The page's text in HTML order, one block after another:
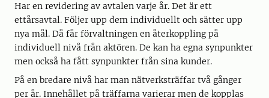
Har en revidering av avtalen varje år. Det är ett
ettårsavtal. Följer upp dem individuellt och sätter upp
nya mål. Då får förvaltningen en återkoppling på
individuell nivå från aktören. De kan ha egna synpunkter
men också ha fått synpunkter från sina kunder.
På en bredare nivå har man nätverksträffar två gånger
per år. Innehållet på träffarna varierar men de kopplas